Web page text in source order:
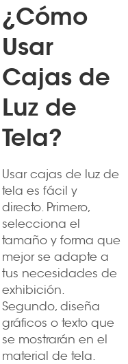
¿Cómo
Usar
Cajas de
Luz de
Tela?
Usar cajas de luz de
tela es fácil y
directo. Primero,
selecciona el
tamaño y forma que
mejor se adapte a
tus necesidades de
exhibición.
Segundo, diseña
gráficos o texto que
se mostrarán en el
material de tela.